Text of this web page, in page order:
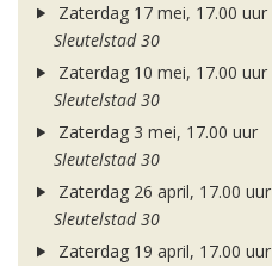
Zaterdag 17 mei, 17.00 uur
Sleutelstad 30
Zaterdag 10 mei, 17.00 uur
Sleutelstad 30
Zaterdag 3 mei, 17.00 uur
Sleutelstad 30
Zaterdag 26 april, 17.00 uur
Sleutelstad 30
Zaterdag 19 april, 17.00 uur